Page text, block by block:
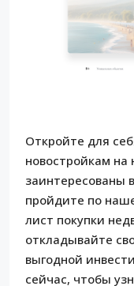
Откройте для
новостройкам
заинтересованы
пройдите по
лист покупки
откладывайте
выгодной
сейчас, чтобы